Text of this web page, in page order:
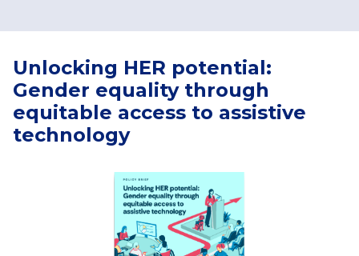
Unlocking HER potential:
Gender equality through
equitable access to assistive
technology